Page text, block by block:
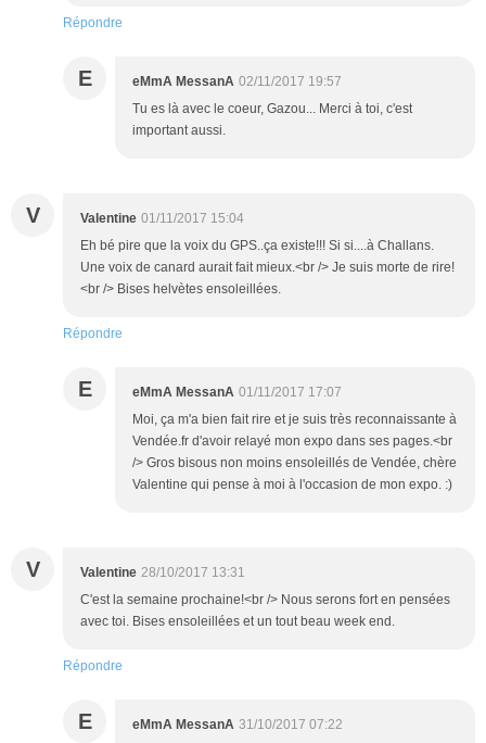
Répondre
E eMmA MessanA 02/11/2017 19:57
Tu es là avec le coeur, Gazou... Merci à toi, c'est
important aussi.
V Valentine 01/11/2017 15:04
Eh bé pire que la voix du GPS..ça existe!!! Si si....à Challans.
Une voix de canard aurait fait mieux.<br /> Je suis morte de rire!
<br /> Bises helvètes ensoleillées.
Répondre
E eMmA MessanA 01/11/2017 17:07
Moi, ça m'a bien fait rire et je suis très reconnaissante à
Vendée.fr d'avoir relayé mon expo dans ses pages.<br
/> Gros bisous non moins ensoleillés de Vendée, chère
Valentine qui pense à moi à l'occasion de mon expo. :)
V Valentine 28/10/2017 13:31
C'est la semaine prochaine!<br /> Nous serons fort en pensées
avec toi. Bises ensoleillées et un tout beau week end.
Répondre
E eMmA MessanA 31/10/2017 07:22